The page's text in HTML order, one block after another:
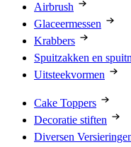
Airbrush
Glaceermessen
Krabbers
Spuitzakken en
Uitsteekvormen
Cake Toppers
Decoratie stiften
Diversen